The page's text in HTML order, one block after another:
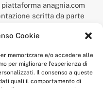
Cookie
memorizzare e/o accedere alle
per migliorare l'esperienza di
Il consenso a queste
quali il comportamento di
anagnia.com
scritta da parte
presso l’Ufficio Italiano
del 9 febbraio 2017.